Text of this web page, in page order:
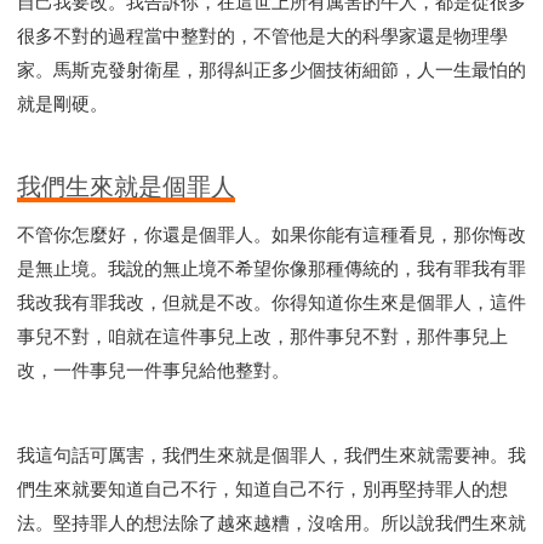
很多不對的過程當中整對的，不管他是大的科學家還是物理學
家。馬斯克發射衛星，那得糾正多少個技術細節，人一生最怕的
就是剛硬。
我們生來就是個罪人
不管你怎麼好，你還是個罪人。如果你能有這種看見，那你悔改
是無止境。我說的無止境不希望你像那種傳統的，我有罪我有罪
我改我有罪我改，但就是不改。你得知道你生來是個罪人，這件
事兒不對，咱就在這件事兒上改，那件事兒不對，那件事兒上
改，一件事兒一件事兒給他整對。
我這句話可厲害，我們生來就是個罪人，我們生來就需要神。我
們生來就要知道自己不行，知道自己不行，別再堅持罪人的想
法。堅持罪人的想法除了越來越糟，沒啥用。所以說我們生來就